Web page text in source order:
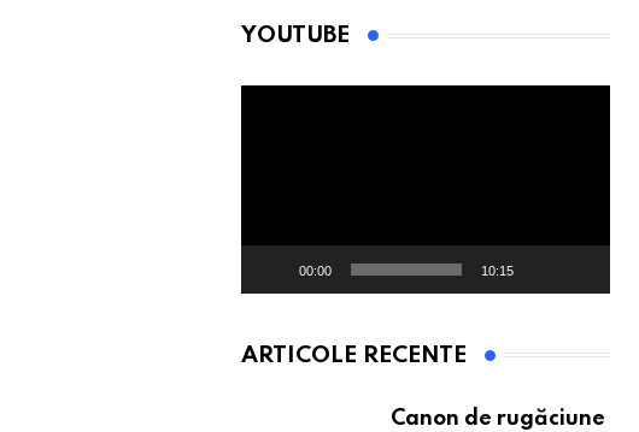
YOUTUBE
00:00 10:15
ARTICOLE RECENTE
Canon de rugăciune